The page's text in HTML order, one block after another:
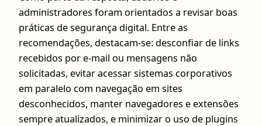
administradores foram orientados a revisar boas
práticas de segurança digital. Entre as
recomendações, destacam-se: desconfiar de links
recebidos por e-mail ou mensagens não
solicitadas, evitar acessar sistemas corporativos
em paralelo com navegação em sites
desconhecidos, manter navegadores e extensões
sempre atualizados, e minimizar o uso de plugins